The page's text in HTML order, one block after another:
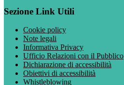
Sezione Link Utili
Cookie policy
Note legali
Informativa Privacy
Ufficio Relazioni con il Pubblico
Dichiarazione di accessibilità
Obiettivi di accessibilità
Whistleblowing